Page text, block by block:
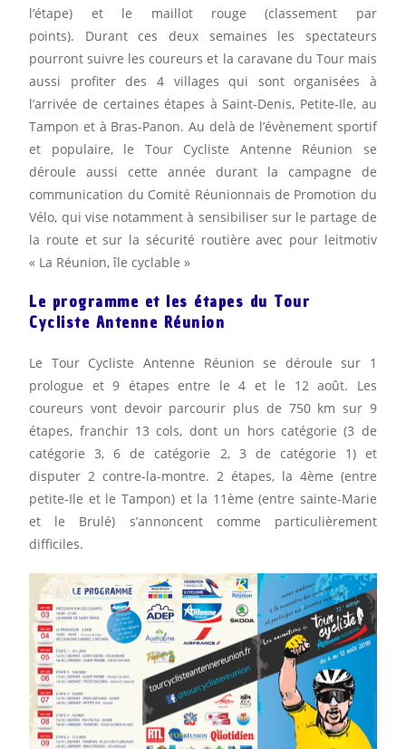
l’étape) et le maillot rouge (classement par
points). Durant ces deux semaines les spectateurs
pourront suivre les coureurs et la caravane du Tour mais
aussi profiter des 4 villages qui sont organisées à
l’arrivée de certaines étapes à Saint-Denis, Petite-Ile, au
Tampon et à Bras-Panon. Au delà de l’évènement sportif
et populaire, le Tour Cycliste Antenne Réunion se
déroule aussi cette année durant la campagne de
communication du Comité Réunionnais de Promotion du
Vélo, qui vise notamment à sensibiliser sur le partage de
la route et sur la sécurité routière avec pour leitmotiv
« La Réunion, île cyclable »
Le programme et les étapes du Tour
Cycliste Antenne Réunion
Le Tour Cycliste Antenne Réunion se déroule sur 1
prologue et 9 étapes entre le 4 et le 12 août. Les
coureurs vont devoir parcourir plus de 750 km sur 9
étapes, franchir 13 cols, dont un hors catégorie (3 de
catégorie 3, 6 de catégorie 2, 3 de catégorie 1) et
disputer 2 contre-la-montre. 2 étapes, la 4ème (entre
petite-Ile et le Tampon) et la 11ème (entre sainte-Marie
et le Brulé) s’annoncent comme particulièrement
difficiles.